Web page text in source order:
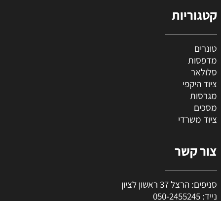
קטגוריות
טונרים
מדפסות
סלולאר
ציוד היקפי
מגרסות
מסכים
ציוד משרדי
צור קשר
סניפים: הרצל 37 ראשון לציון
נייד: 050-2455245